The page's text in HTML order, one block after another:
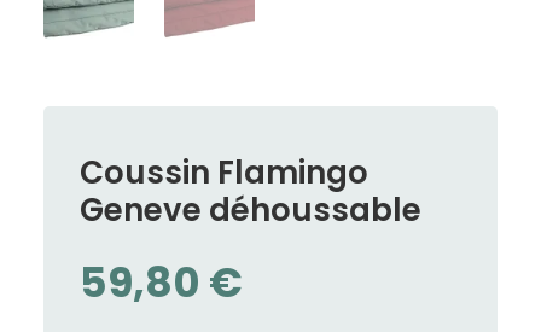
Coussin Flamingo
Geneve déhoussable
59,80 €